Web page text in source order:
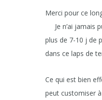
Merci pour ce
Je n’ai jamais
plus de 7-10 j de
dans ce laps de
Ce qui est bien
peut customiser